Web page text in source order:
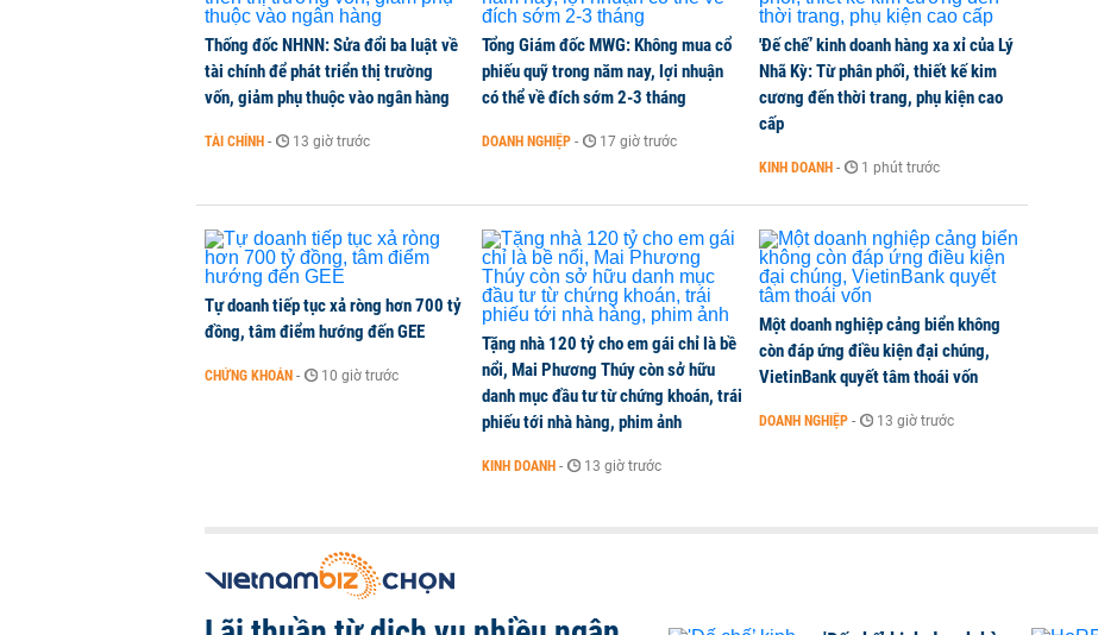
Thống đốc NHNN: Sửa đổi ba luật về
tài chính để phát triển thị trường
vốn, giảm phụ thuộc vào ngân hàng
TÀI CHÍNH - 13 giờ trước
Tổng Giám đốc MWG: Không mua cổ
phiếu quỹ trong năm nay, lợi nhuận
có thể về đích sớm 2-3 tháng
DOANH NGHIỆP - 17 giờ trước
'Đế chế’ kinh doanh hàng xa xỉ của Lý
Nhã Kỳ: Từ phân phối, thiết kế kim
cương đến thời trang, phụ kiện cao
cấp
KINH DOANH - 1 phút trước
Tự doanh tiếp tục xả ròng hơn 700 tỷ
đồng, tâm điểm hướng đến GEE
CHỨNG KHOÁN - 10 giờ trước
Tặng nhà 120 tỷ cho em gái chỉ là bề
nổi, Mai Phương Thúy còn sở hữu
danh mục đầu tư từ chứng khoán, trái
phiếu tới nhà hàng, phim ảnh
KINH DOANH - 13 giờ trước
Một doanh nghiệp cảng biển không
còn đáp ứng điều kiện đại chúng,
VietinBank quyết tâm thoái vốn
DOANH NGHIỆP - 13 giờ trước